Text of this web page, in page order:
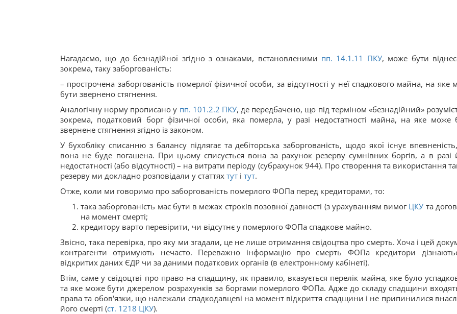
Нагадаємо, що до безнадійної згідно з ознаками, встановленими пп. 14.1.11 ПКУ, може бути
зокрема, таку заборгованість:
– прострочена заборгованість померлої фізичної особи, за відсутності у неї спадкового майна, на яке
бути звернено стягнення.
Аналогічну норму прописано у пп. 101.2.2 ПКУ, де передбачено, що під терміном «безнадійний»
зокрема, податковий борг фізичної особи, яка померла, у разі недостатності майна, на яке може
звернене стягнення згідно із законом.
У бухобліку списанню з балансу підлягає та дебіторська заборгованість, щодо якої існує
вона не буде погашена. При цьому списується вона за рахунок резерву сумнівних боргів, а в разі
недостатності (або відсутності) – на витрати періоду (субрахунок 944). Про створення та використання
резерву ми докладно розповідали у статтях тут і тут.
Отже, коли ми говоримо про заборгованість померлого ФОПа перед кредиторами, то:
така заборгованість має бути в межах строків позовної давності (з урахуванням вимог ЦКУ та
на момент смерті;
кредитору варто перевірити, чи відсутнє у померлого ФОПа спадкове майно.
Звісно, така перевірка, про яку ми згадали, це не лише отримання свідоцтва про смерть. Хоча і цей
контрагенти отримують нечасто. Переважно інформацію про смерть ФОПа кредитори
відкритих даних ЄДР чи за даними податкових органів (в електронному кабінеті).
Втім, саме у свідоцтві про право на спадщину, як правило, вказується перелік майна, яке було
та яке може бути джерелом розрахунків за боргами померлого ФОПа. Адже до складу спадщини
права та обов'язки, що належали спадкодавцеві на момент відкриття спадщини і не припинилися
його смерті (ст. 1218 ЦКУ).